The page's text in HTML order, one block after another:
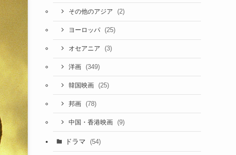
その他のアジア (2)
ヨーロッパ (25)
オセアニア (3)
洋画 (349)
韓国映画 (25)
邦画 (78)
中国・香港映画 (9)
ドラマ (54)